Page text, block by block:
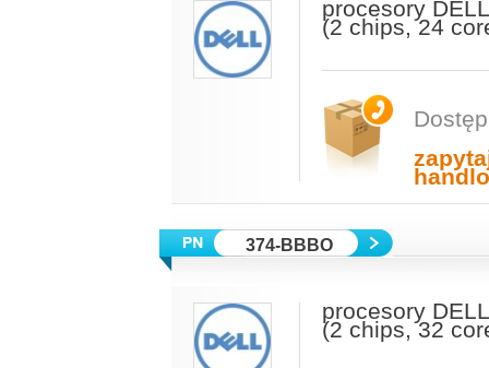
procesory
(2 chips, 24
374-BBBO
procesory
(2 chips, 32